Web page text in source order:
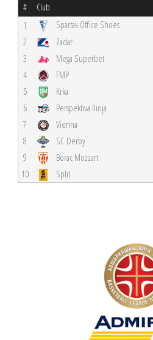
# Club
1 Spartak Office Shoes
2
Zadar
3
Mega Superbet
4
FMP
5
Krka
6
Perspektiva Ilirija
7
Vienna
8
SC Derby
9
Borac Mozzart
10
Split